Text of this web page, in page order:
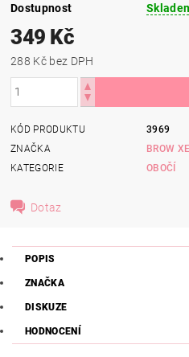
Dostupnost
349 Kč
288 Kč bez DPH
KÓD PRODUKTU
3969
ZNAČKA
BROW
KATEGORIE
OBOČÍ
Dotaz
POPIS
ZNAČKA
DISKUZE
HODNOCENÍ